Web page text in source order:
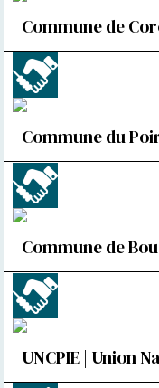
Commune de
Commune du
Commune de
UNCPIE | Union